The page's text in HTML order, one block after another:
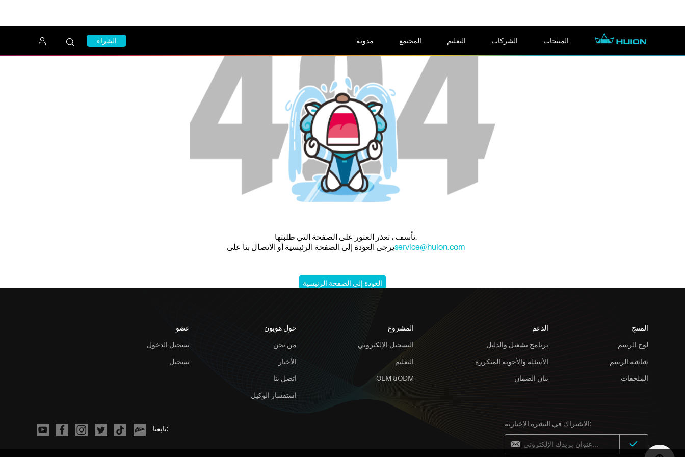
المنتجات الشركات التعليم المجتمع مدونة الشراء
نأسف ، تعذر العثور على الصفحة التي طلبتها.
يرجى العودة إلى الصفحة الرئيسية أو الاتصال بنا علىservice@huion.com
العودة إلى الصفحة الرئيسية
المنتج
لوح الرسم
شاشة الرسم
الملحقات
الدعم
برنامج تشغيل والدليل
الأسئلة والأجوبة المتكررة
بيان الضمان
المشروع
التسجيل الإلكتروني
التعليم
OEM &ODM
حول هويون
من نحن
الأخبار
اتصل بنا
استفسار الوكيل
عضو
تسجيل الدخول
تسجيل
تابعنا:
الاشتراك في النشرة الإخبارية: